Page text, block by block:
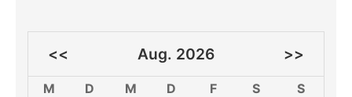
<< Aug. 2026 >>
M D M D F S
S